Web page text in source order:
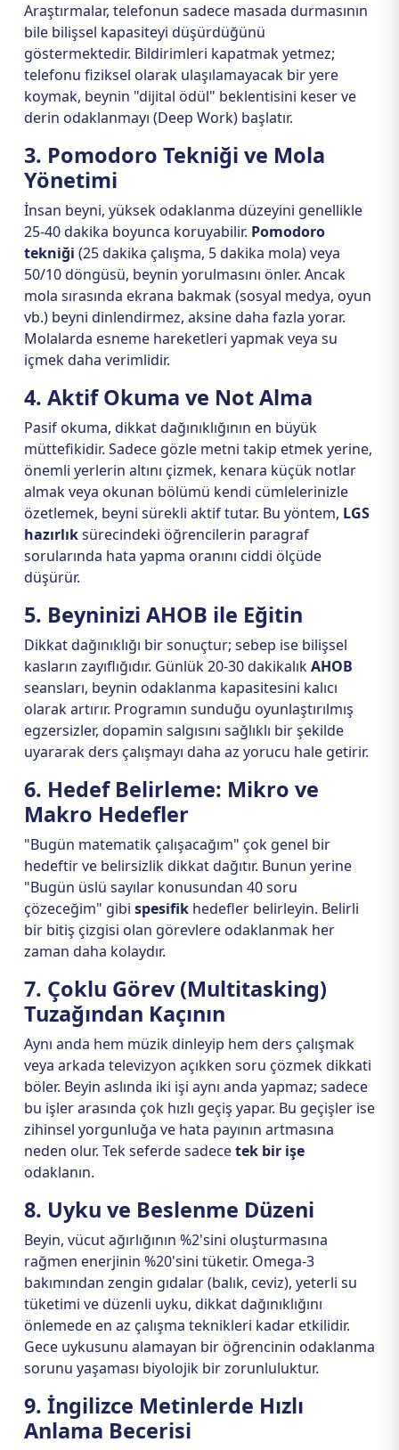
Araştırmalar, telefonun sadece masada durmasının
bile bilişsel kapasiteyi düşürdüğünü
göstermektedir. Bildirimleri kapatmak yetmez;
telefonu fiziksel olarak ulaşılamayacak bir yere
koymak, beynin "dijital ödül" beklentisini keser ve
derin odaklanmayı (Deep Work) başlatır.
3. Pomodoro Tekniği ve Mola
Yönetimi
İnsan beyni, yüksek odaklanma düzeyini genellikle
25-40 dakika boyunca koruyabilir. Pomodoro
tekniği (25 dakika çalışma, 5 dakika mola) veya
50/10 döngüsü, beynin yorulmasını önler. Ancak
mola sırasında ekrana bakmak (sosyal medya, oyun
vb.) beyni dinlendirmez, aksine daha fazla yorar.
Molalarda esneme hareketleri yapmak veya su
içmek daha verimlidir.
4. Aktif Okuma ve Not Alma
Pasif okuma, dikkat dağınıklığının en büyük
müttefikidir. Sadece gözle metni takip etmek yerine,
önemli yerlerin altını çizmek, kenara küçük notlar
almak veya okunan bölümü kendi cümlelerinizle
özetlemek, beyni sürekli aktif tutar. Bu yöntem, LGS
hazırlıksürecindeki öğrencilerin paragraf
sorularında hata yapma oranını ciddi ölçüde
düşürür.
5. Beyninizi AHOB ile Eğitin
Dikkat dağınıklığı bir sonuçtur; sebep ise bilişsel
kasların zayıflığıdır. Günlük 20-30 dakikalıkAHOB
seansları, beynin odaklanma kapasitesini kalıcı
olarak artırır. Programın sunduğu oyunlaştırılmış
egzersizler, dopamin salgısını sağlıklı bir şekilde
uyararak ders çalışmayı daha az yorucu hale getirir.
6. Hedef Belirleme: Mikro ve
Makro Hedefler
"Bugün matematik çalışacağım" çok genel bir
hedeftir ve belirsizlik dikkat dağıtır. Bunun yerine
"Bugün üslü sayılar konusundan 40 soru
çözeceğim" gibi spesifik hedefler belirleyin. Belirli
bir bitiş çizgisi olan görevlere odaklanmak her
zaman daha kolaydır.
7. Çoklu Görev (Multitasking)
Tuzağından Kaçının
Aynı anda hem müzik dinleyip hem ders çalışmak
veya arkada televizyon açıkken soru çözmek dikkati
böler. Beyin aslında iki işi aynı anda yapmaz; sadece
bu işler arasında çok hızlı geçiş yapar. Bu geçişler ise
zihinsel yorgunluğa ve hata payının artmasına
neden olur. Tek seferde sadecetek bir işe
odaklanın.
8. Uyku ve Beslenme Düzeni
Beyin, vücut ağırlığının %2'sini oluşturmasına
rağmen enerjinin %20'sini tüketir. Omega-3
bakımından zengin gıdalar (balık, ceviz), yeterli su
tüketimi ve düzenli uyku, dikkat dağınıklığını
önlemede en az çalışma teknikleri kadar etkilidir.
Gece uykusunu alamayan bir öğrencinin odaklanma
sorunu yaşaması biyolojik bir zorunluluktur.
9. İngilizce Metinlerde Hızlı
Anlama Becerisi